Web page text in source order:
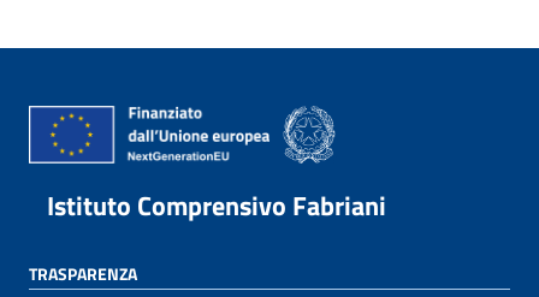
Istituto Comprensivo Fabriani
TRASPARENZA